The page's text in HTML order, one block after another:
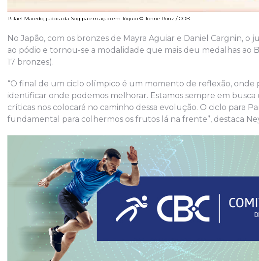
Rafael Macedo, judoca da Sogipa em ação em Tóquio © Jonne Roriz / COB
No Japão, com os bronzes de Mayra Aguiar e Daniel Cargnin,
ao pódio e tornou-se a modalidade que mais deu medalhas ao
17 bronzes).
“O final de um ciclo olímpico é um momento de reflexão,
identificar onde podemos melhorar. Estamos sempre em
críticas nos colocará no caminho dessa evolução. O ciclo para
fundamental para colhermos os frutos lá na frente”, destaca